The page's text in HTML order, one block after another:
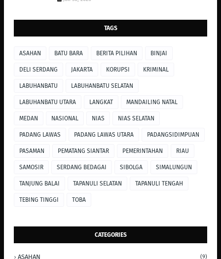
TAGS
ASAHAN BATU BARA BERITA PILIHAN BINJAI
DELI SERDANG JAKARTA KORUPSI KRIMINAL
LABUHANBATU LABUHANBATU SELATAN
LABUHANBATU UTARA LANGKAT MANDAILING NATAL
MEDAN NASIONAL NIAS NIAS SELATAN
PADANG LAWAS PADANG LAWAS UTARA PADANGSIDIMPUAN
PASAMAN PEMATANG SIANTAR PEMERINTAHAN RIAU
SAMOSIR SERDANG BEDAGAI SIBOLGA SIMALUNGUN
TANJUNG BALAI TAPANULI SELATAN TAPANULI TENGAH
TEBING TINGGI TOBA
CATEGORIES
ASAHAN (9)